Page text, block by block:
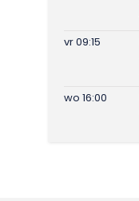
vr 09:15
wo 16:00